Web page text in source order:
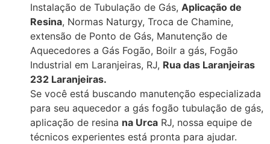
Instalação de Tubulação de Gás, Aplicação de
Resina, Normas Naturgy, Troca de Chamine,
extensão de Ponto de Gás, Manutenção de
Aquecedores a Gás Fogão, Boilr a gás, Fogão
Industrial em Laranjeiras, RJ, Rua das Laranjeiras
232 Laranjeiras.
Se você está buscando manutenção especializada
para seu aquecedor a gás fogão tubulação de gás,
aplicação de resina na Urca RJ, nossa equipe de
técnicos experientes está pronta para ajudar.